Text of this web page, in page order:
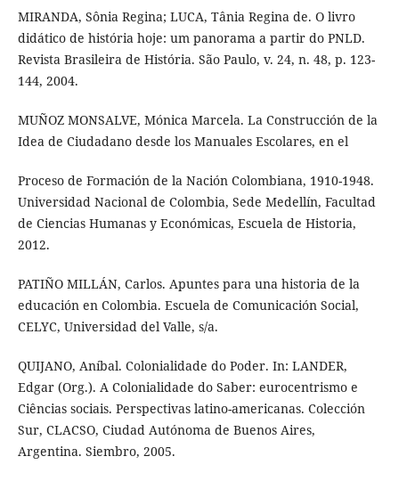
MIRANDA, Sônia Regina; LUCA, Tânia Regina de. O livro
didático de história hoje: um panorama a partir do PNLD.
Revista Brasileira de História. São Paulo, v. 24, n. 48, p. 123-
144, 2004.
MUÑOZ MONSALVE, Mónica Marcela. La Construcción de la
Idea de Ciudadano desde los Manuales Escolares, en el
Proceso de Formación de la Nación Colombiana, 1910-1948.
Universidad Nacional de Colombia, Sede Medellín, Facultad
de Ciencias Humanas y Económicas, Escuela de Historia,
2012.
PATIÑO MILLÁN, Carlos. Apuntes para una historia de la
educación en Colombia. Escuela de Comunicación Social,
CELYC, Universidad del Valle, s/a.
QUIJANO, Aníbal. Colonialidade do Poder. In: LANDER,
Edgar (Org.). A Colonialidade do Saber: eurocentrismo e
Ciências sociais. Perspectivas latino-americanas. Colección
Sur, CLACSO, Ciudad Autónoma de Buenos Aires,
Argentina. Siembro, 2005.